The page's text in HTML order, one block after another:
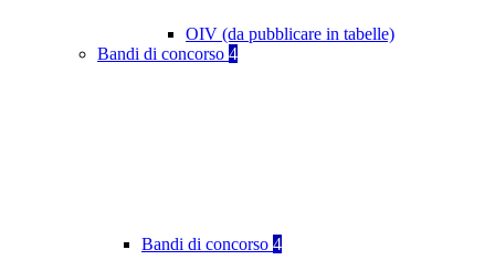
OIV (da pubblicare in tabelle)
Bandi di concorso 4
Bandi di concorso 4